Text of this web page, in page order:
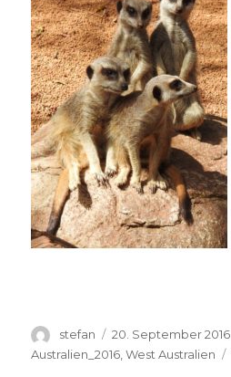
Autor
stefan
Veröffentlicht
am
20. September 2016
Australien_2016 ,West Australien